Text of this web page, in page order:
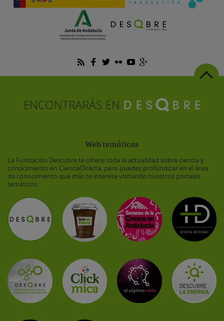
Web temáticas
La Fundación Descubre te ofrece toda la actualidad sobre ciencia y
conocimiento en CienciaDirecta, pero puedes profundizar en el área
de conocimiento que más te interese visitando nuestros portales
temáticos: